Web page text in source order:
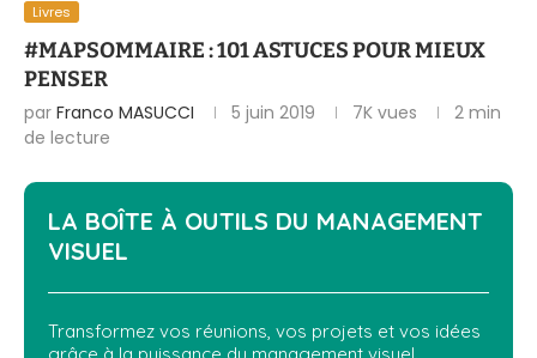
Livres
#MAPSOMMAIRE : 101 ASTUCES POUR MIEUX
PENSER
par Franco MASUCCI 5 juin 2019 7K vues
2 min
de lecture
LA BOÎTE À OUTILS DU MANAGEMENT
VISUEL
Transformez vos réunions, vos projets et vos idées